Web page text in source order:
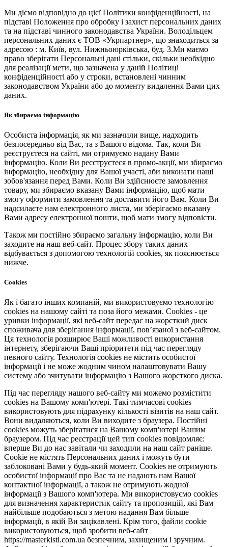
Ми діємо відповідно до цієї Політики конфіденційності, на
підставі Положення про обробку і захист персональних даних
та на підставі чинного законодавства України. Володільцем
персональних даних є ТОВ «Укрпартнер», що знаходиться за
адресою : м. Київ, вул. Нижньоюркiвська, буд. 3.Ми маємо
право зберігати Персональні дані стільки, скільки необхідно
для реалізації мети, що зазначена у даній Політиці
конфіденційності або у строки, встановлені чинним
законодавством України або до моменту видалення Вами цих
даних.
Як збираємо інформацію
Особиста інформація, як ми зазначили вище, надходить
безпосередньо від Вас, та з Вашого відома. Так, коли Ви
реєструєтеся на сайті, ми отримуємо надану Вами
інформацію. Коли Ви реєструєтеся в промо-акції, ми збираємо
інформацію, необхідну для Вашої участі, аби виконати наші
зобов'язання перед Вами. Коли Ви здійснюєте замовлення
товару, ми збираємо вказану Вами інформацію, щоб мати
змогу оформити замовлення та доставити його Вам. Коли Ви
надсилаєте нам електронного листа, ми зберігаємо вказану
Вами адресу електронної пошти, щоб мати змогу відповісти.
Також ми постійно збираємо загальну інформацію, коли Ви
заходите на наш веб-сайт. Процес збору таких даних
відбувається з допомогою технологій cookies, як пояснюється
нижче.
Cookies
Як і багато інших компаній, ми використовуємо технологію
cookies на нашому сайті та поза його межами. Cookies - це
уривки інформації, які веб-сайт передає на жорсткий диск
споживача для зберігання інформації, пов’язаної з веб-сайтом.
Ця технологія розширює Ваші можливості використання
інтернету, зберігаючи Ваші пріоритети під час перегляду
певного сайту. Технологія cookies не містить особистої
інформації і не може жодним чином налаштовувати Вашу
систему або зчитувати інформацію з Вашого жорсткого диска.
Під час перегляду нашого веб-сайту ми можемо розмістити
cookies на Вашому комп'ютері. Такі тимчасові cookies
використовують для підрахунку кількості візитів на наш сайт.
Вони видаляються, коли Ви виходите з браузера. Постійні
cookies можуть зберігатися на Вашому комп'ютері Вашим
браузером. Під час реєстрації цей тип cookies повідомляє:
вперше Ви до нас завітали чи заходили на наш сайт раніше.
Cookie не містять Персональних даних і можуть бути
заблоковані Вами у будь-який момент. Сookies не отримують
особистої інформації про Вас та не надають нам Вашої
контактної інформації, а також не отримують жодної
інформації з Вашого комп'ютера. Ми використовуємо cookies
для визначення характеристик сайту та пропозицій, які Вам
найбільше подобаються з метою надання Вам більше
інформації, в якій Ви зацікавлені. Крім того, файли cookie
використовуються, щоб зробити веб-сайт
https://masterkisti.com.ua безпечним, захищеним і зручним.